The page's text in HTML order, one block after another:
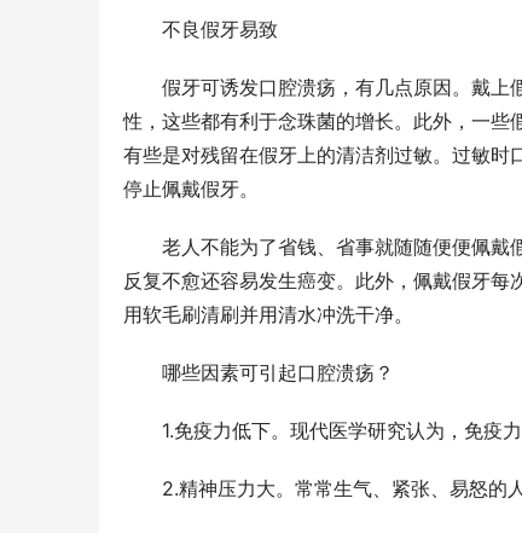
不良假牙易致
假牙可诱发口腔溃疡，有几点原因。戴上
性，这些都有利于念珠菌的增长。此外，一
有些是对残留在假牙上的清洁剂过敏。过敏
停止佩戴假牙。
老人不能为了省钱、省事就随随便便佩戴
反复不愈还容易发生癌变。此外，佩戴假牙
用软毛刷清刷并用清水冲洗干净。
哪些因素可引起口腔溃疡？
1.免疫力低下。现代医学研究认为，免疫力
2.精神压力大。常常生气、紧张、易怒的人